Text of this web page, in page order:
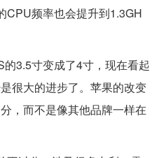
CPU频率也会提升到1.3GH
3.5寸变成了4寸，现在看起
很大的进步了。苹果的改变
，而不是像其他品牌一样在